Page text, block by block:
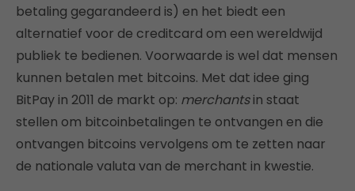
betaling gegarandeerd is) en het biedt een
alternatief voor de creditcard om een wereldwijd
publiek te bedienen. Voorwaarde is wel dat mensen
kunnen betalen met bitcoins. Met dat idee ging
BitPay in 2011 de markt op: merchantsin staat
stellen om bitcoinbetalingen te ontvangen en die
ontvangen bitcoins vervolgens om te zetten naar
de nationale valuta van de merchant in kwestie.